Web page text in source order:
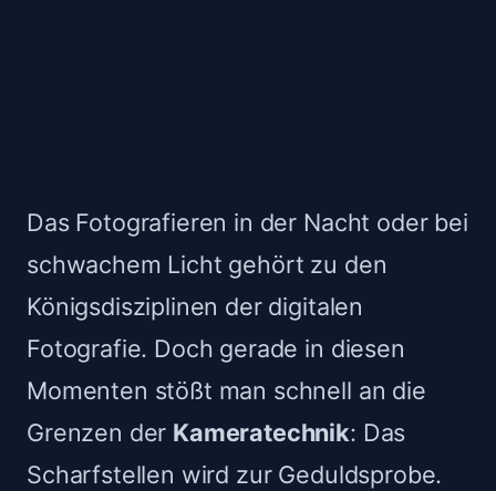
Das Fotografieren in der Nacht oder bei
schwachem Licht gehört zu den
Königsdisziplinen der digitalen
Fotografie. Doch gerade in diesen
Momenten stößt man schnell an die
Grenzen der Kameratechnik: Das
Scharfstellen wird zur Geduldsprobe.